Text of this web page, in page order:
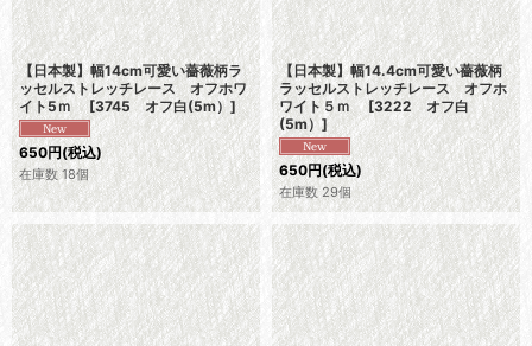
【日本製】幅14cm可愛い薔薇柄ラ
ッセルストレッチレース オフホワ
イト5ｍ [3745 オフ白(5m）]
650円(税込)
在庫数 18個
【日本製】幅14.4cm可愛い薔薇柄
ラッセルストレッチレース オフホ
ワイト５ｍ [3222 オフ白
(5m）]
650円(税込)
在庫数 29個